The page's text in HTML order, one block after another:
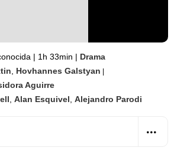
| 1h 33min | Drama
Hovhannes Galstyan
Aguirre
Alan Esquivel Alejandro Parodi